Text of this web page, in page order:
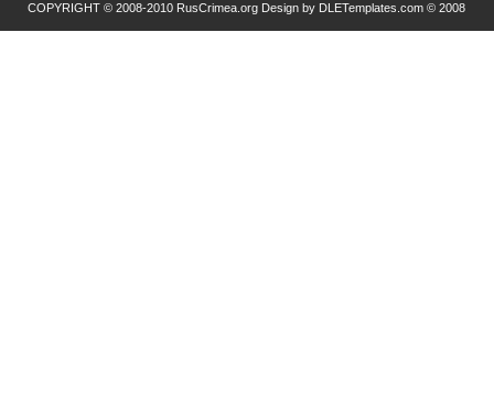
COPYRIGHT © 2008-2010 RusCrimea.org Design by DLETemplates.com © 2008